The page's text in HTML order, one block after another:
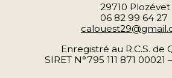
29710 Plozévet
06 82 99 64 27
Enregistré au R.C.S. de
SIRET N°795 111 871 00021